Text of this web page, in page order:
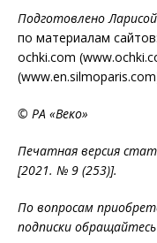
Подготовлено
по материалам
ochki.com
© РА «Веко»
Печатная версия
[2021. № 9 (253)].
По вопросам
подписки